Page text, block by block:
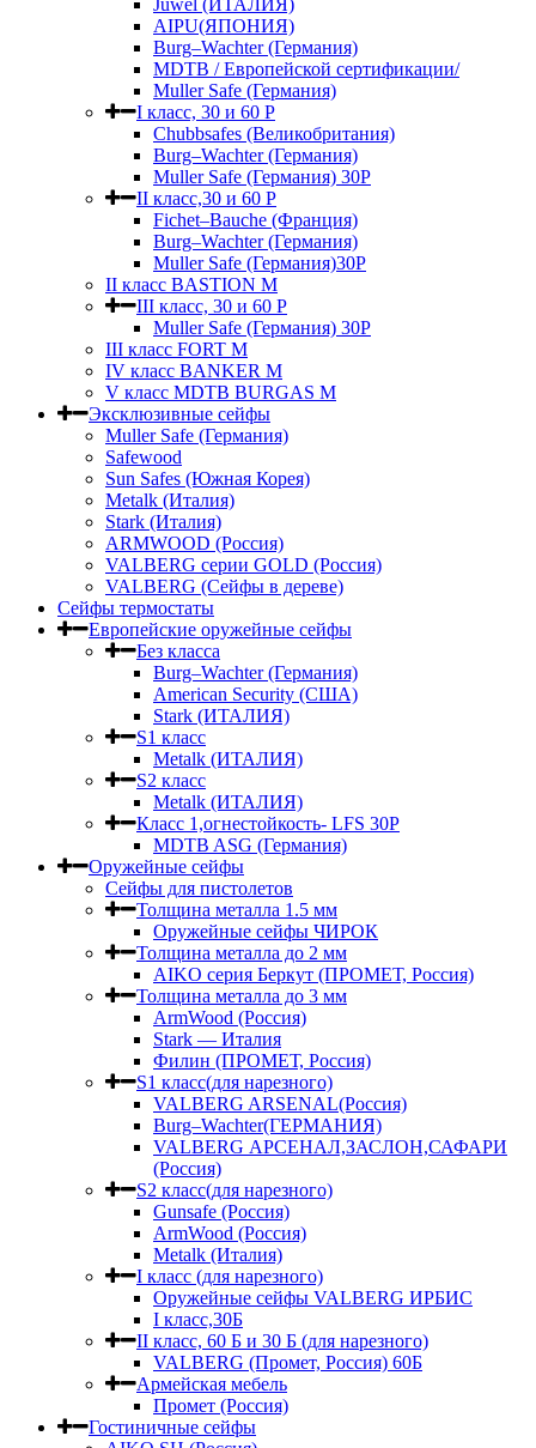
AIPU(ЯПОНИЯ)
Burg–Wachter (Германия)
MDTB / Европейской сертификации/
Muller Safe (Германия)
I класс, 30 и 60 P
Chubbsafes (Великобритания)
Burg–Wachter (Германия)
Muller Safe (Германия) 30Р
II класс,30 и 60 P
Fichet–Bauche (Франция)
Burg–Wachter (Германия)
Muller Safe (Германия)30P
II класс BASTION M
III класс, 30 и 60 P
Muller Safe (Германия) 30Р
III класс FORT M
IV класс BANKER M
V класс МDTB BURGAS M
Эксклюзивные сейфы
Muller Safe (Германия)
Safewood
Sun Safes (Южная Корея)
Metalk (Италия)
Stark (Италия)
ARMWOOD (Россия)
VALBERG серии GOLD (Россия)
VALBERG (Сейфы в дереве)
Сейфы термостаты
Европейские оружейные сейфы
Без класса
Burg–Wachter (Германия)
American Security (США)
Stark (ИТАЛИЯ)
S1 класс
Metalk (ИТАЛИЯ)
S2 класс
Metalk (ИТАЛИЯ)
Класс 1,огнестойкость- LFS 30P
MDTB ASG (Германия)
Оружейные сейфы
Сейфы для пистолетов
Толщина металла 1.5 мм
Оружейные сейфы ЧИРОК
Толщина металла до 2 мм
AIKO серия Беркут (ПРОМЕТ, Россия)
Толщина металла до 3 мм
ArmWood (Россия)
Stark — Италия
Филин (ПРОМЕТ, Россия)
S1 класс(для нарезного)
VALBERG ARSENAL(Россия)
Burg–Wachter(ГЕРМАНИЯ)
VALBERG АРСЕНАЛ,ЗАСЛОН,САФАРИ
(Россия)
S2 класс(для нарезного)
Gunsafe (Россия)
ArmWood (Россия)
Metalk (Италия)
I класс (для нарезного)
Оружейные сейфы VALBERG ИРБИС
I класс,30Б
II класс, 60 Б и 30 Б (для нарезного)
VALBERG (Промет, Россия) 60Б
Армейская мебель
Промет (Россия)
Гостиничные сейфы